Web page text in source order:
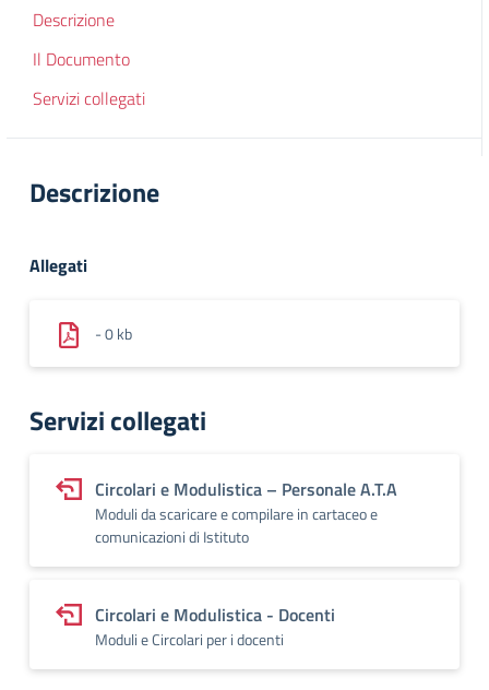
Descrizione
Il Documento
Servizi collegati
Descrizione
Allegati
- 0 kb
Servizi collegati
Circolari e Modulistica – Personale A.T.A
Moduli da scaricare e compilare in cartaceo e
comunicazioni di Istituto
Circolari e Modulistica - Docenti
Moduli e Circolari per i docenti